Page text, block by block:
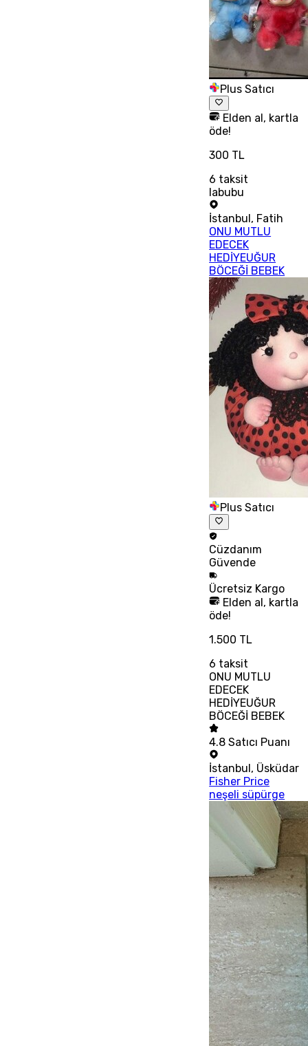
Plus Satıcı
Elden al, kartla
öde!
300 TL
6 taksit
labubu
İstanbul , Fatih
ONU MUTLU
EDECEK
HEDİYEUĞUR
BÖCEĞİ BEBEK
Plus Satıcı
Cüzdanım
Güvende
Ücretsiz Kargo
Elden al, kartla
öde!
1.500 TL
6 taksit
ONU MUTLU
EDECEK
HEDİYEUĞUR
BÖCEĞİ BEBEK
4.8 Satıcı Puanı
İstanbul, Üsküdar
Fisher Price
neşeli süpürge